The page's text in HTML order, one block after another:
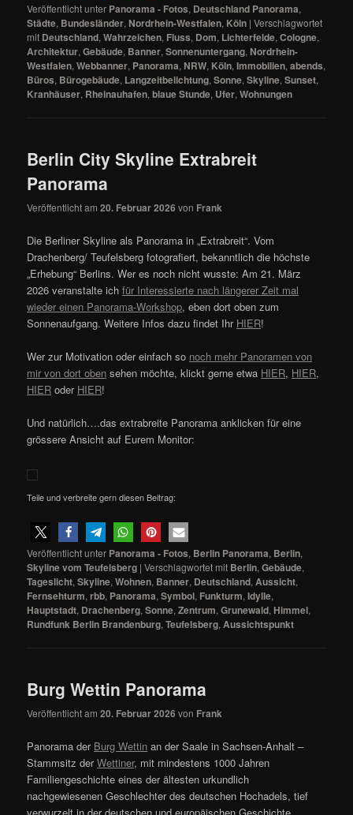
Veröffentlicht unter Panorama - Fotos, Deutschland Panorama,
Städte, Bundesländer, Nordrhein-Westfalen, Köln |Verschlagwortet
mit Deutschland,Wahrzeichen, Fluss, Dom, Lichterfelde,Cologne,
Architektur,Gebäude, Banner,Sonnenuntergang, Nordrhein-
Westfalen,Webbanner, Panorama, NRW, Köln,Immobilien,abends,
Büros, Bürogebäude, Langzeitbelichtung,Sonne,Skyline,Sunset,
Kranhäuser, Rheinauhafen,blaue Stunde, Ufer,Wohnungen
Berlin City Skyline Extrabreit
Panorama
Veröffentlicht am20. Februar 2026 von Frank
Die Berliner Skyline als Panorama in „Extrabreit“. Vom
Drachenberg/ Teufelsberg fotografiert, bekanntlich die höchste
„Erhebung“ Berlins. Wer es noch nicht wusste: Am 21. März
2026 veranstalte ichfür Interessierte nach längerer Zeit mal
wieder einen Panorama-Workshop, eben dort oben zum
Sonnenaufgang. Weitere Infos dazu findet Ihr HIER!
Wer zur Motivation oder einfach so noch mehr Panoramen von
mir von dort oben sehen möchte, klickt gerne etwa HIER, HIER,
HIER oder HIER!
Und natürlich….das extrabreite Panorama anklicken für eine
grössere Ansicht auf Eurem Monitor:
Teile und verbreite gern diesen Beitrag:
Veröffentlicht unter Panorama - Fotos, Berlin Panorama, Berlin,
Skyline vom Teufelsberg |Verschlagwortet mit Berlin,Gebäude,
Tageslicht,Skyline,Wohnen, Banner, Deutschland, Aussicht,
Fernsehturm,rbb, Panorama,Symbol, Funkturm,Idylle,
Hauptstadt, Drachenberg,Sonne,Zentrum,Grunewald, Himmel,
Rundfunk Berlin Brandenburg,Teufelsberg, Aussichtspunkt
Burg Wettin Panorama
Veröffentlicht am20. Februar 2026 von Frank
Panorama der Burg Wettin an der Saale in Sachsen-Anhalt –
Stammsitz derWettiner, mit mindestens 1000 Jahren
Familiengeschichte eines der ältesten urkundlich
nachgewiesenen Geschlechter des deutschen Hochadels, tief
verwurzelt in der deutschen und europäischen Geschichte.